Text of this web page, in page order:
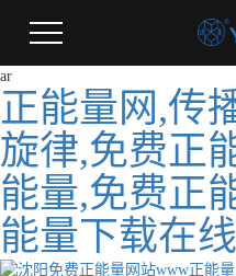
ar
正能量网,传
旋律,免费正
能量,免费正
能量下载在